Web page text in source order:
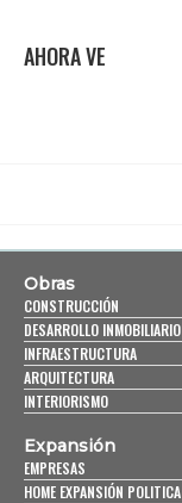
AHORA VE
Obras
CONSTRUCCIÓN
DESARROLLO INMOBILIARIO
INFRAESTRUCTURA
ARQUITECTURA
INTERIORISMO
Expansión
EMPRESAS
HOME EXPANSIÓN POLITICA